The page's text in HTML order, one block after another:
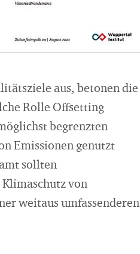
aus, betonen die
Rolle Offsetting
begrenzten
Emissionen genutzt
sollten
von
weitaus umfassenderen